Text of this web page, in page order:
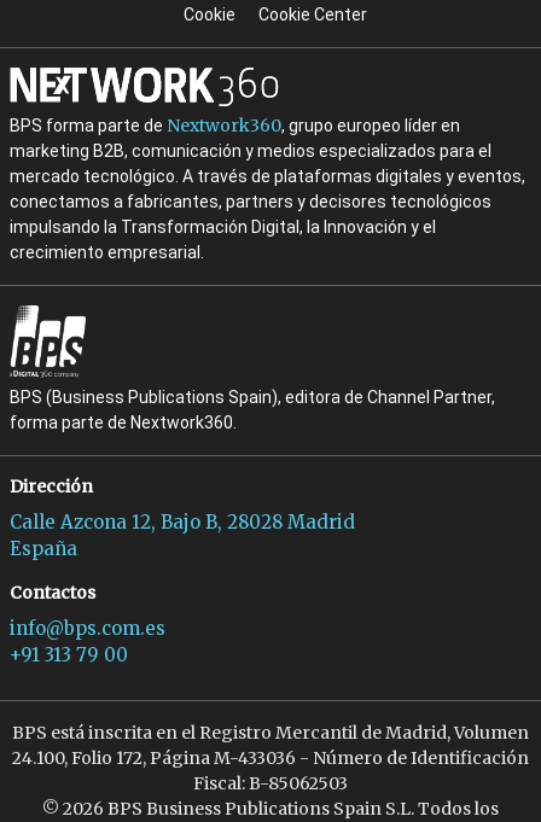
Cookie Cookie Center
BPS forma parte de Nextwork360, grupo europeo líder en
marketing B2B, comunicación y medios especializados para el
mercado tecnológico. A través de plataformas digitales y eventos,
conectamos a fabricantes, partners y decisores tecnológicos
impulsando la Transformación Digital, la Innovación y el
crecimiento empresarial.
BPS (Business Publications Spain), editora de Channel Partner,
forma parte de Nextwork360.
Dirección
Calle Azcona 12, Bajo B, 28028 Madrid
España
Contactos
info@bps.com.es
+91 313 79 00
BPS está inscrita en el Registro Mercantil de Madrid, Volumen
24.100, Folio 172, Página M-433036 - Número de Identificación
Fiscal: B-85062503
© 2026 BPS Business Publications Spain S.L. Todos los